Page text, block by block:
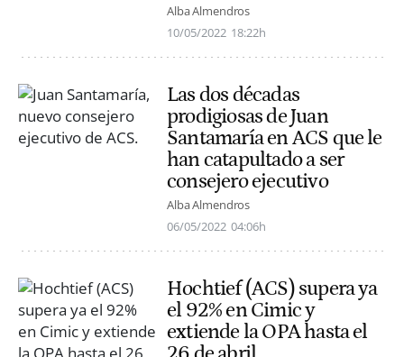
Alba Almendros
10/05/2022 18:22h
Las dos décadas
prodigiosas de Juan
Santamaría en ACS que le
han catapultado a ser
consejero ejecutivo
Alba Almendros
06/05/2022 04:06h
Hochtief (ACS) supera ya
el 92% en Cimic y
extiende la OPA hasta el